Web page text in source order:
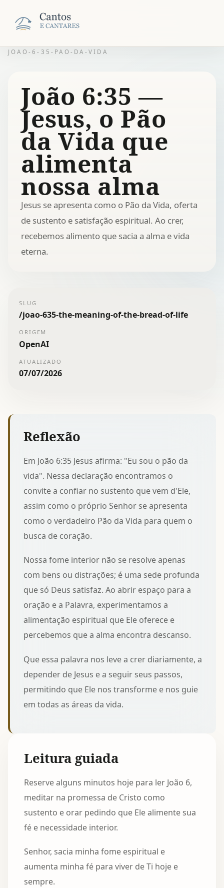
JOAO-6-35-PAO-DA-VIDA
João 6:35 —
Jesus, o Pão
da Vida que
alimenta
nossa alma
Jesus se apresenta como o Pão da Vida, oferta
de sustento e satisfação espiritual. Ao crer,
recebemos alimento que sacia a alma e vida
eterna.
SLUG
/joao-635-the-meaning-of-the-bread-of-life
ORIGEM
OpenAI
ATUALIZADO
07/07/2026
Reflexão
Em João 6:35 Jesus afirma: "Eu sou o pão da
vida". Nessa declaração encontramos o
convite a confiar no sustento que vem d'Ele,
assim como o próprio Senhor se apresenta
como o verdadeiro Pão da Vida para quem o
busca de coração.
Nossa fome interior não se resolve apenas
com bens ou distrações; é uma sede profunda
que só Deus satisfaz. Ao abrir espaço para a
oração e a Palavra, experimentamosa
alimentação espiritual que Ele oferece e
percebemos que a alma encontra descanso.
Que essa palavra nos leve a crer diariamente, a
depender de Jesus e a seguir seus passos,
permitindo que Ele nos transforme e nos guie
em todas as áreas da vida.
Leitura guiada
Reserve alguns minutos hoje para ler João 6,
meditar na promessa de Cristo como
sustento e orar pedindo que Ele alimente sua
fé e necessidade interior.
Senhor, sacia minha fome espiritual e
aumenta minha fé para viver de Ti hoje e
sempre.